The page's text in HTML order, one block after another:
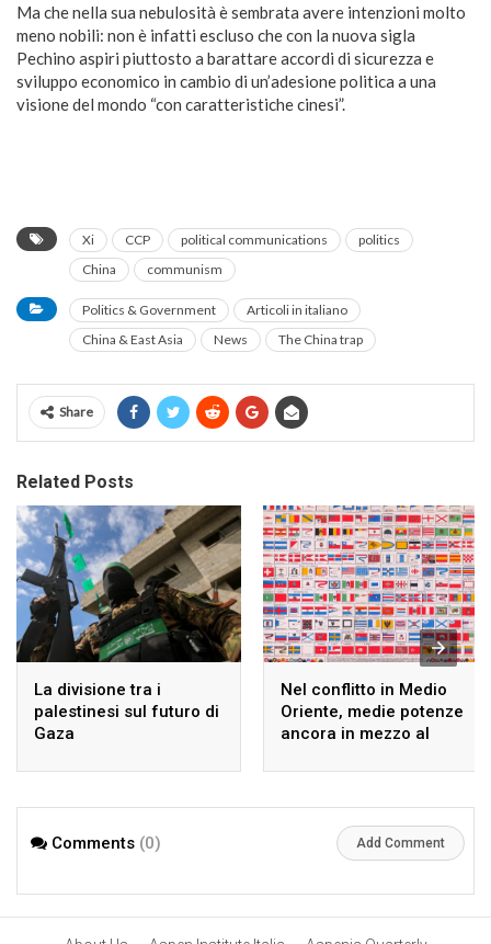
Ma che nella sua nebulosità è sembrata avere intenzioni molto
meno nobili: non è infatti escluso che con la nuova sigla
Pechino aspiri piuttosto a barattare accordi di sicurezza e
sviluppo economico in cambio di un’adesione politica a una
visione del mondo “con caratteristiche cinesi”.
Xi CCP political communications
politics
China
communism
Politics & Government
Articoli in italiano
China & East Asia
News The China trap
Share
Related Posts
La divisione tra i
palestinesi sul futuro di
Gaza
Nel conflitto in Medio
Oriente, medie potenze
ancora in mezzo al
Comments (0) Add Comment